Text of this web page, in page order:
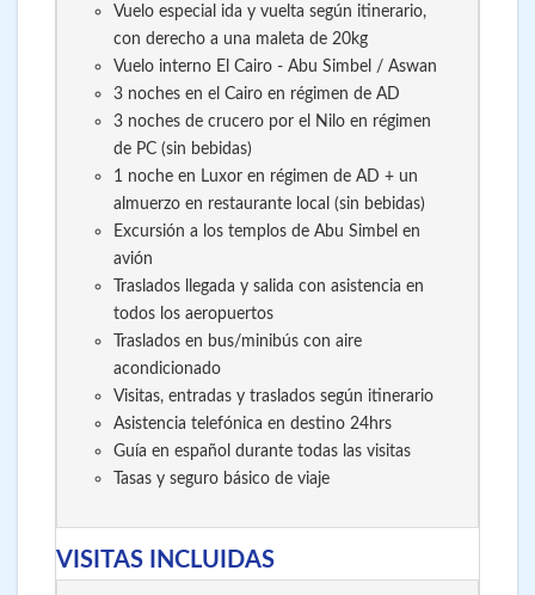
Vuelo especial ida y vuelta según itinerario,
con derecho a una maleta de 20kg
Vuelo interno El Cairo - Abu Simbel / Aswan
3 noches en el Cairo en régimen de AD
3 noches de crucero por el Nilo en régimen
de PC (sin bebidas)
1 noche en Luxor en régimen de AD + un
almuerzo en restaurante local (sin bebidas)
Excursión a los templos de Abu Simbel en
avión
Traslados llegada y salida con asistencia en
todos los aeropuertos
Traslados en bus/minibús con aire
acondicionado
Visitas, entradas y traslados según itinerario
Asistencia telefónica en destino 24hrs
Guía en español durante todas las visitas
Tasas y seguro básico de viaje
VISITAS INCLUIDAS